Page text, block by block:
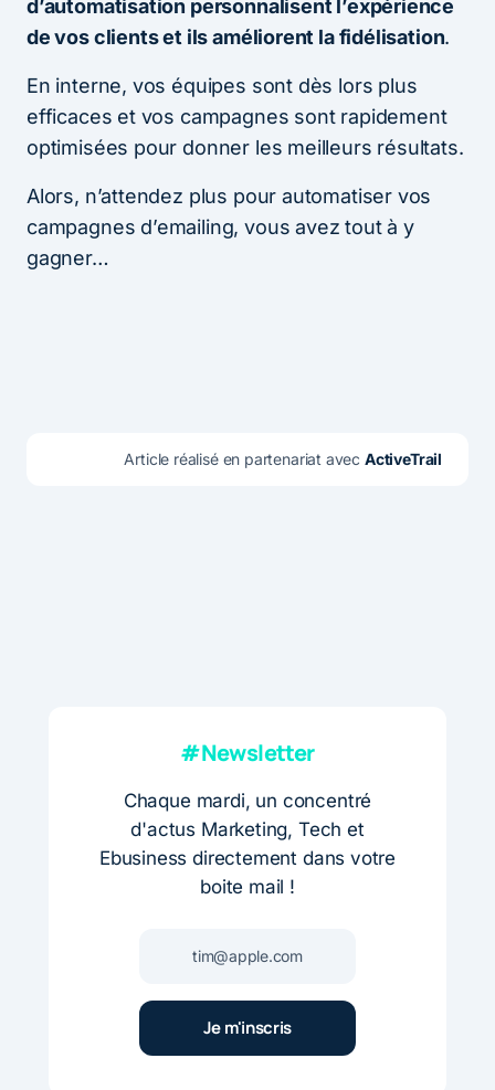
d’automatisation personnalisent l’expérience
de vos clients et ils améliorent la fidélisation.
En interne, vos équipes sont dès lors plus
efficaces et vos campagnes sont rapidement
optimisées pour donner les meilleurs résultats.
Alors, n’attendez plus pour automatiser vos
campagnes d’emailing, vous avez tout à y
gagner…
Article réalisé en partenariat avec ActiveTrail
#Newsletter
Chaque mardi, un concentré
d'actus Marketing, Tech et
Ebusiness directement dans votre
boite mail !